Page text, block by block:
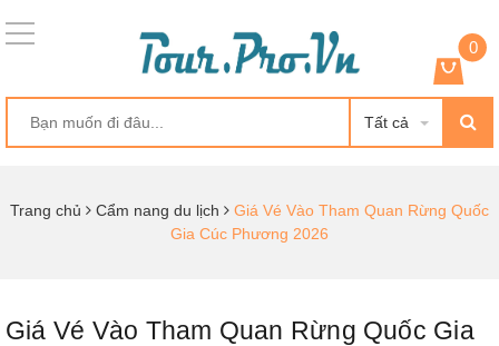
Tất cả
0
Trang chủ Cẩm nang du lịch
Giá Vé Vào Tham Quan Rừng Quốc
Gia Cúc Phương 2026
Giá Vé Vào Tham Quan Rừng Quốc Gia